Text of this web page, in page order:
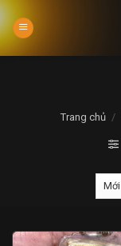
Skip
to
content
Trang chủ /